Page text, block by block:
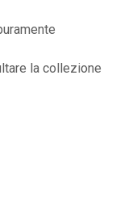
la collezione